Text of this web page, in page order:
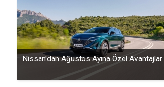
Nissan'dan Ağustos Ayına Özel Avantajlar